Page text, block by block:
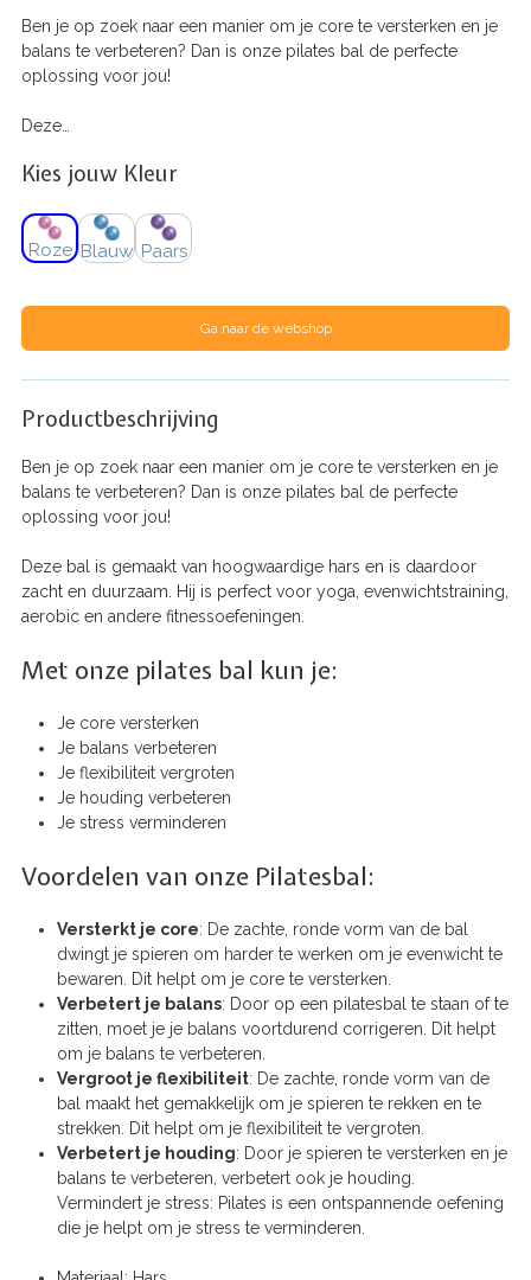
Ben je op zoek naar een manier om je core te versterken en je
balans te verbeteren? Dan is onze pilates bal de perfecte
oplossing voor jou!
Deze…
Kies jouw Kleur
Roze Blauw Paars
Ga naar de webshop
Productbeschrijving
Ben je op zoek naar een manier om je core te versterken en je
balans te verbeteren? Dan is onze pilates bal de perfecte
oplossing voor jou!
Deze bal is gemaakt van hoogwaardige hars en is daardoor
zacht en duurzaam. Hij is perfect voor yoga, evenwichtstraining,
aerobic en andere fitnessoefeningen.
Met onze pilates bal kun je:
Je core versterken
Je balans verbeteren
Je flexibiliteit vergroten
Je houding verbeteren
Je stress verminderen
Voordelen van onze Pilatesbal:
Versterkt je core: De zachte, ronde vorm van de bal
dwingt je spieren om harder te werken om je evenwicht te
bewaren. Dit helpt om je core te versterken.
Verbetert je balans: Door op een pilatesbal te staan of te
zitten, moet je je balans voortdurend corrigeren. Dit helpt
om je balans te verbeteren.
Vergroot je flexibiliteit: De zachte, ronde vorm van de
bal maakt het gemakkelijk om je spieren te rekken en te
strekken. Dit helpt om je flexibiliteit te vergroten.
Verbetert je houding: Door je spieren te versterken en je
balans te verbeteren, verbetert ook je houding.
Vermindert je stress: Pilates is een ontspannende oefening
die je helpt om je stress te verminderen.